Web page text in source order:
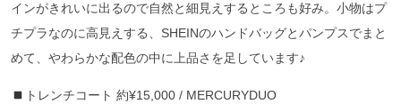
インがきれいに出るので自然と細見えするところも好み。小物はプ
チプラなのに高見えする、SHEINのハンドバッグとパンプスでまと
めて、やわらかな配色の中に上品さを足しています♪
トレンチコート 約¥15,000 / MERCURYDUO